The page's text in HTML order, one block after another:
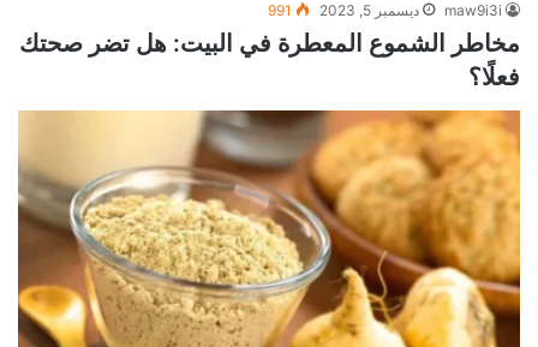
maw9i3i ديسمبر 5, 2023 991
مخاطر الشموع المعطرة في البيت: هل تضر صحتك
فعلًا؟